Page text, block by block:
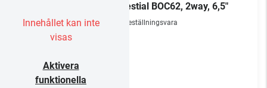
Innehållet kan inte
visas
Aktivera
funktionella
Celestial BOC62, 2way, 6,5"
Beställningsvara